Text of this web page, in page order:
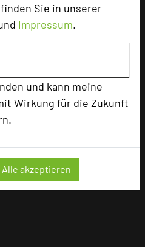
Sie in unserer
Impressum.
und kann meine
Wirkung für die Zukunft
Alle akzeptieren